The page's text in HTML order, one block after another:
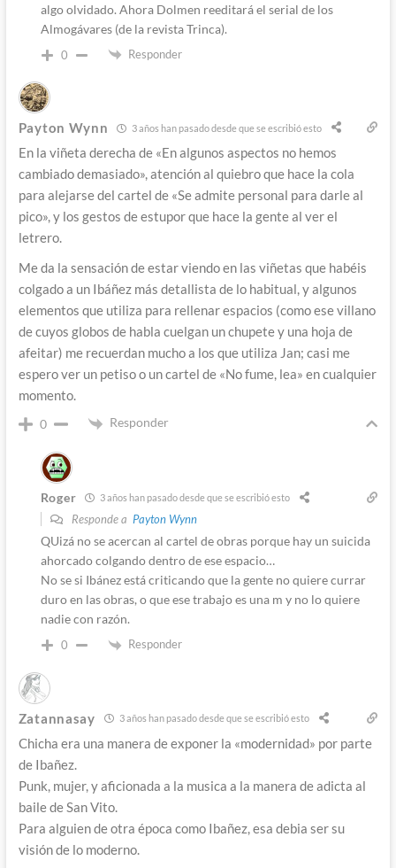
algo olvidado. Ahora Dolmen reeditará el serial de los
Almogávares (de la revista Trinca).
0 Responder
Payton Wynn 3 años han pasado desde que se escribió esto
En la viñeta derecha de «En algunos aspectos no hemos
cambiado demasiado», atención al quiebro que hace la cola
para alejarse del cartel de «Se admite personal para darle al
pico», y los gestos de estupor que hace la gente al ver el
letrero.
Me da la sensación de estar viendo en las viñetas que habéis
colgado a un Ibáñez más detallista de lo habitual, y algunos
elementos que utiliza para rellenar espacios (como ese villano
de cuyos globos de habla cuelgan un chupete y una hoja de
afeitar) me recuerdan mucho a los que utiliza Jan; casi me
espero ver un petiso o un cartel de «No fume, lea» en cualquier
momento.
0 Responder
Roger 3 años han pasado desde que se escribió esto
Responde a Payton Wynn
QUizá no se acercan al cartel de obras porque hay un suicida
ahorcado colgando dentro de ese espacio…
No se si Ibánez está criticando que la gente no quiere currar
duro en las obras, o que ese trabajo es una m y no lo quiere
nadie con razón.
0 Responder
Zatannasay 3 años han pasado desde que se escribió esto
Chicha era una manera de exponer la «modernidad» por parte
de Ibañez.
Punk, mujer, y aficionada a la musica a la manera de adicta al
baile de San Vito.
Para alguien de otra época como Ibañez, esa debia ser su
visión de lo moderno.